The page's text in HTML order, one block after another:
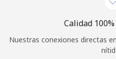
Calidad
Nuestras conexiones directas